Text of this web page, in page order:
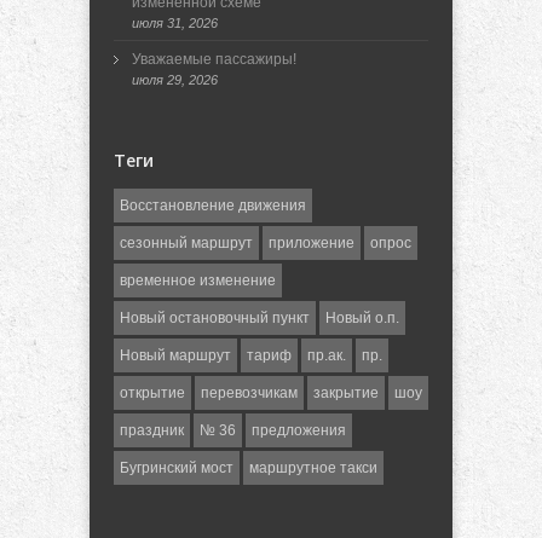
июля 31, 2026
Уважаемые пассажиры!
июля 29, 2026
Теги
Восстановление движения
сезонный маршрут приложение опрос
временное изменение
Новый остановочный пункт Новый о.п.
Новый маршрут тариф пр.ак. пр.
открытие перевозчикам закрытие шоу
праздник № 36 предложения
Бугринский мост маршрутное такси